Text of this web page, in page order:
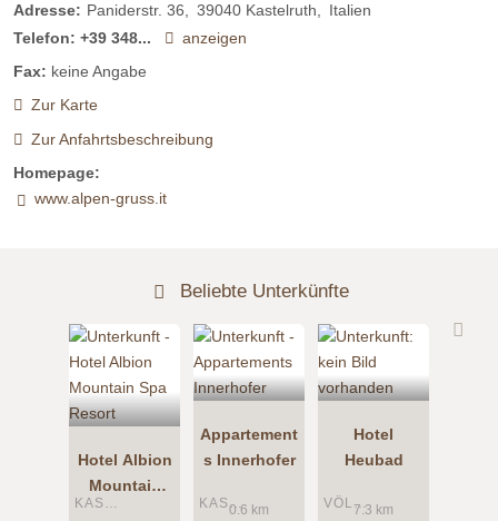
Adresse: Paniderstr. 36 39040 Kastelruth
Italien
Telefon: +39 348...
anzeigen
Fax: keine Angabe
Zur Karte
Zur Anfahrtsbeschreibung
Homepage:
www.alpen-gruss.it
Beliebte Unterkünfte
Hotel Albion
Mountain
Spa Resort
Appartement
s Innerhofer
KASTELRUTH
0.6 km
Hotel
Heubad
VÖLS AM SCHLERN
7.3 km